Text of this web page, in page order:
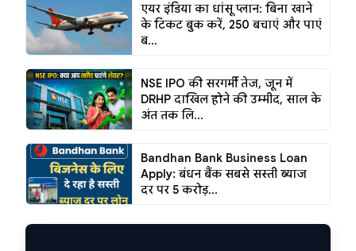
एयर इंडिया का धांसू प्लान: बिना खाने
के टिकट बुक करें, ₹250 बचाएं और पाएं
ब...
NSE IPO की सरगर्मी तेज, जून में
DRHP दाखिल होने की उम्मीद, साल के
अंत तक लि...
Bandhan Bank Business Loan
Apply: बंधन बैंक सबसे सस्ती ब्याज
दर पर ₹5 करोड़...